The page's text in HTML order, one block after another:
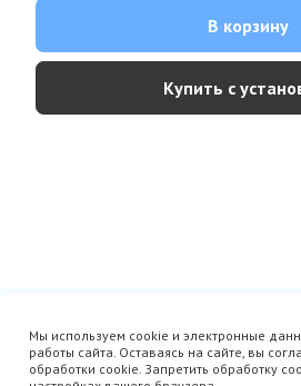
В корзину
Купить с
Avito
Акции
Гарантия
Мы используем cookie и электронные
работы сайта. Оставаясь на сайте, вы
обработки cookie. Запретить обработку